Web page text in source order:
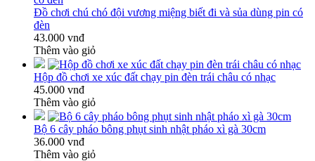
Đồ chơi chú chó đội vương miệng biết đi và sủa dùng pin có
đèn
43.000 vnđ
Thêm vào giỏ
Hộp đồ chơi xe xúc đất chạy pin đèn trái châu có nhạc
45.000 vnđ
Thêm vào giỏ
Bộ 6 cây pháo bông phụt sinh nhật pháo xì gà 30cm
36.000 vnđ
Thêm vào giỏ